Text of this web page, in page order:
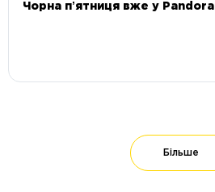
Чорна пʼятниця вже у Pandora
Більше